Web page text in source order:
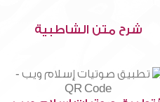
شرح متن الشاطبية